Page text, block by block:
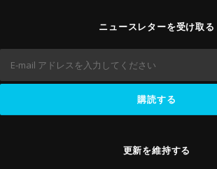
ニュースレターを受け取る
更新を維持する